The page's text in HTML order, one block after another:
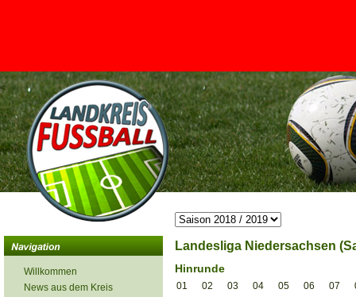
<
Willkommen
News aus dem Kreis
Landesliga Niedersachsen
Hinrunde
01 02 03 04 05 06 07